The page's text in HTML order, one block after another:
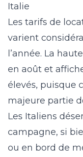
Italie
Les tarifs de
varient
l’année. La
en août et
élevés, puisque
majeure partie
Les Italiens
campagne, si
ou en bord de